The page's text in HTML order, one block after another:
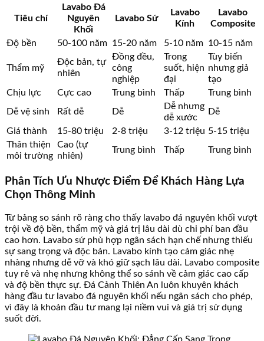
Tiêu chí
Lavabo Đá
Nguyên
Khối
Lavabo Sứ
Lavabo
Kính
Lavabo
Composite
Độ bền 50-100 năm 15-20 năm 5-10 năm 10-15 năm
Thẩm mỹ
Độc bản, tự
nhiên
Đồng đều,
công
nghiệp
Trong
suốt, hiện
đại
Tùy biến
nhưng giả
tạo
Chịu lực
Cực cao Trung bình Thấp
Trung bình
Dễ vệ sinh
Rất dễ Dễ
Dễ nhưng
dễ xước
Dễ
Giá thành 15-80 triệu 2-8 triệu 3-12 triệu 5-15 triệu
Thân thiện
môi trường
Cao (tự
nhiên)
Trung bình Thấp Trung bình
Phân Tích Ưu Nhược Điểm Để Khách Hàng Lựa
Chọn Thông Minh
Từ bảng so sánh rõ ràng cho thấy lavabo đá nguyên khối vượt
trội về độ bền, thẩm mỹ và giá trị lâu dài dù chi phí ban đầu
cao hơn. Lavabo sứ phù hợp ngân sách hạn chế nhưng thiếu
sự sang trọng và độc bản. Lavabo kính tạo cảm giác nhẹ
nhàng nhưng dễ vỡ và khó giữ sạch lâu dài. Lavabo composite
tuy rẻ và nhẹ nhưng không thể so sánh về cảm giác cao cấp
và độ bền thực sự. Đá Cảnh Thiên An luôn khuyên khách
hàng đầu tư lavabo đá nguyên khối nếu ngân sách cho phép,
vì đây là khoản đầu tư mang lại niềm vui và giá trị sử dụng
suốt đời.